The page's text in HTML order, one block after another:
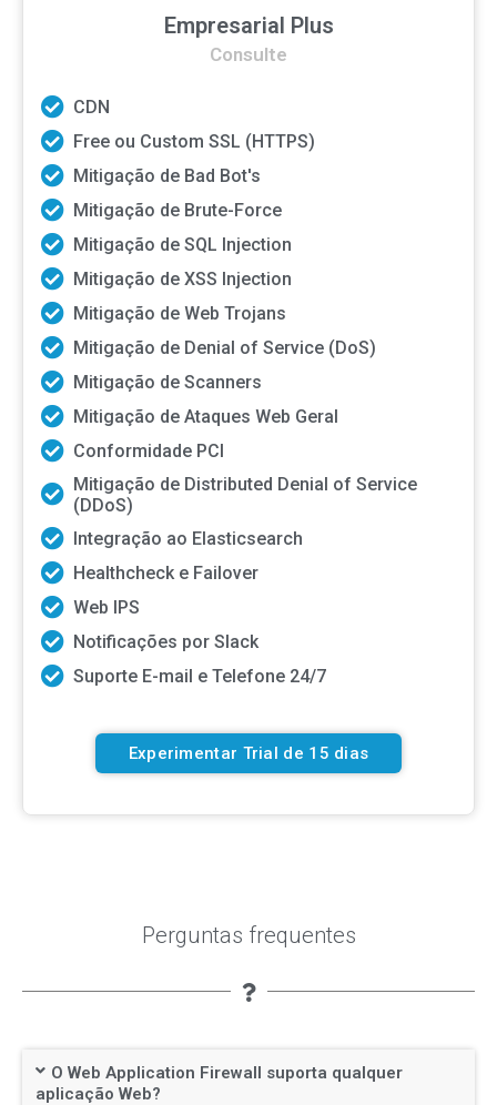
Empresarial Plus
Consulte
CDN
Free ou Custom SSL (HTTPS)
Mitigação de Bad Bot's
Mitigação de Brute-Force
Mitigação de SQL Injection
Mitigação de XSS Injection
Mitigação de Web Trojans
Mitigação de Denial of Service (DoS)
Mitigação de Scanners
Mitigação de Ataques Web Geral
Conformidade PCI
Mitigação de Distributed Denial of Service
(DDoS)
Integração ao Elasticsearch
Healthcheck e Failover
Web IPS
Notificações por Slack
Suporte E-mail e Telefone 24/7
Experimentar Trial de 15 dias
Perguntas frequentes
O Web Application Firewall suporta qualquer
aplicação Web?